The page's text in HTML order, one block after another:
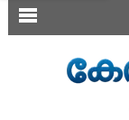
SECTIONS